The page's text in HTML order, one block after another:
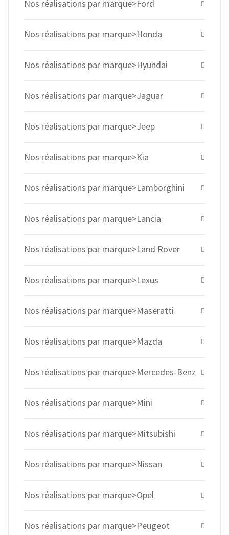
Nos réalisations par marque>Ford
Nos réalisations par marque>Honda
Nos réalisations par marque>Hyundai
Nos réalisations par marque>Jaguar
Nos réalisations par marque>Jeep
Nos réalisations par marque>Kia
Nos réalisations par marque>Lamborghini
Nos réalisations par marque>Lancia
Nos réalisations par marque>Land Rover
Nos réalisations par marque>Lexus
Nos réalisations par marque>Maseratti
Nos réalisations par marque>Mazda
Nos réalisations par marque>Mercedes-Benz
Nos réalisations par marque>Mini
Nos réalisations par marque>Mitsubishi
Nos réalisations par marque>Nissan
Nos réalisations par marque>Opel
Nos réalisations par marque>Peugeot